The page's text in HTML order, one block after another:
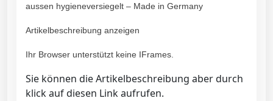
aussen hygieneversiegelt – Made in Germany
Artikelbeschreibung anzeigen
Ihr Browser unterstützt keine IFrames.
Sie können die Artikelbeschreibung aber durch
klick auf diesen Link aufrufen.